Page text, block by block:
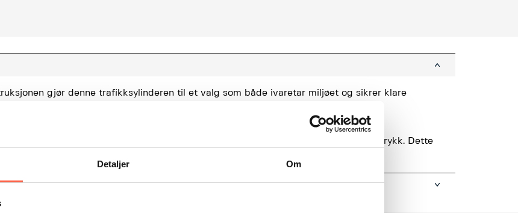
Detaljer Om
gjør denne trafikksylinderen til et valg som både ivaretar miljøet og sikrer klare
vi behovet for utvinning av nye ressurser og reduserer dermed vårt karbonavtrykk. Dette
og entreprenører som ønsker å redusere sin miljøpåvirkning.